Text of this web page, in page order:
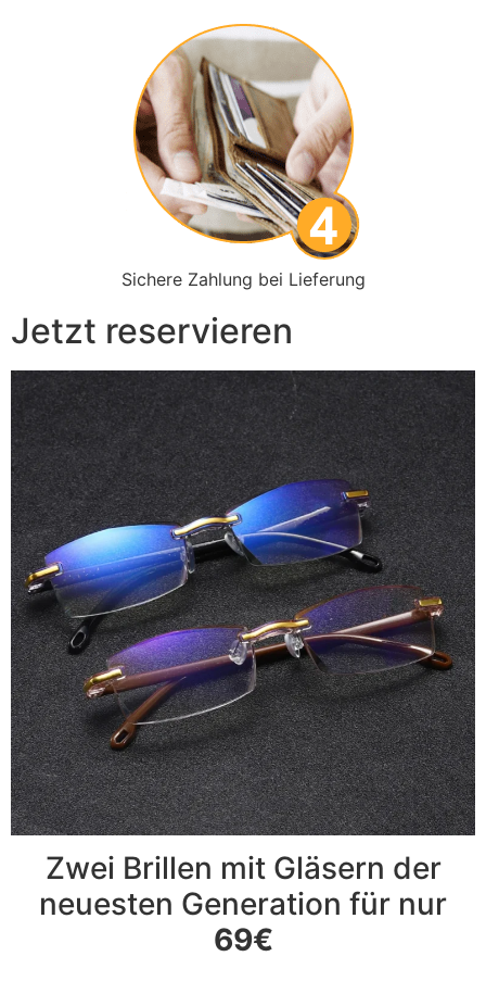
Sichere Zahlung bei Lieferung
Jetzt reservieren
Zwei Brillen mit Gläsern der
neuesten Generation für nur
69€